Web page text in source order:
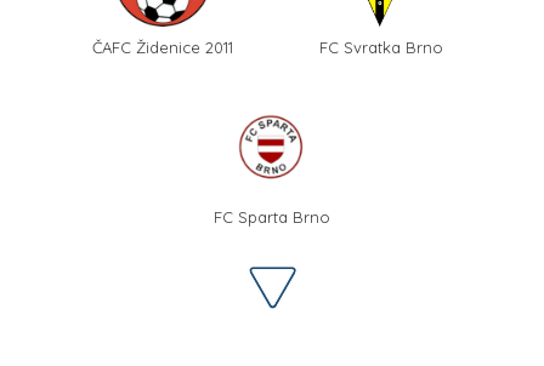
ČAFC Židenice 2011 FC Svratka Brno
FC Sparta Brno